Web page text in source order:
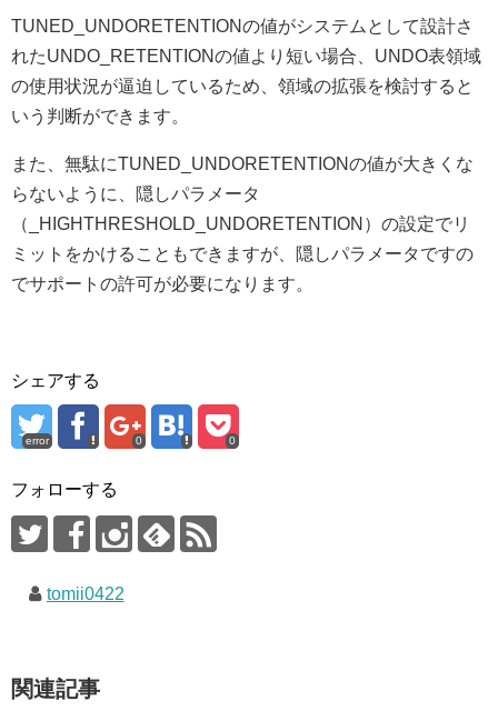
TUNED_UNDORETENTIONの値がシステムとして設計さ
れたUNDO_RETENTIONの値より短い場合、UNDO表領域
の使用状況が逼迫しているため、領域の拡張を検討すると
いう判断ができます。
また、無駄にTUNED_UNDORETENTIONの値が大きくな
らないように、隠しパラメータ
（_HIGHTHRESHOLD_UNDORETENTION）の設定でリ
ミットをかけることもできますが、隠しパラメータですの
でサポートの許可が必要になります。
シェアする
error 0 0
フォローする
tomii0422
関連記事